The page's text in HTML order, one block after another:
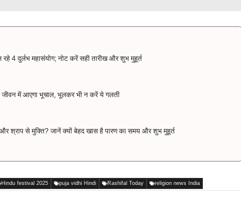
4 दुर्लभ महासंयोग; नोट करें सही तारीख और शुभ मुहूर्त
में आएगा भूचाल, भूलकर भी न करें ये गलती
श्राप से मुक्ति? जानें क्यों बेहद खास है पारण का समय और शुभ मुहूर्त
Hindu festival 2025 puja vidhi Hindi Rashifal Today religion news India